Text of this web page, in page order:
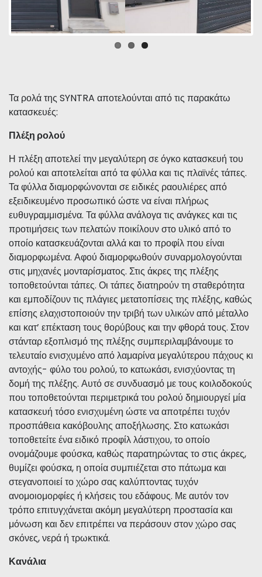
Τα ρολά της SYNTRA αποτελούνται από τις παρακάτω
κατασκευές:
Πλέξη ρολού
Η πλέξη αποτελεί την μεγαλύτερη σε όγκο κατασκευή του
ρολού και αποτελείται από τα φύλλα και τις πλαϊνές τάπες.
Τα φύλλα διαμορφώνονται σε ειδικές ραουλιέρες από
εξειδικευμένο προσωπικό ώστε να είναι πλήρως
ευθυγραμμισμένα. Τα φύλλα ανάλογα τις ανάγκες και τις
προτιμήσεις των πελατών ποικίλουν στο υλικό από το
οποίο κατασκευάζονται αλλά και το προφίλ που είναι
διαμορφωμένα. Αφού διαμορφωθούν συναρμολογούνται
στις μηχανές μονταρίσματος. Στις άκρες της πλέξης
τοποθετούνται τάπες. Οι τάπες διατηρούν τη σταθερότητα
και εμποδίζουν τις πλάγιες μετατοπίσεις της πλέξης, καθώς
επίσης ελαχιστοποιούν την τριβή των υλικών από μέταλλο
και κατ’ επέκταση τους θορύβους και την φθορά τους. Στον
στάνταρ εξοπλισμό της πλέξης συμπεριλαμβάνουμε το
τελευταίο ενισχυμένο από λαμαρίνα μεγαλύτερου πάχους κι
αντοχής- φύλο του ρολού, το κατωκάσι, ενισχύοντας τη
δομή της πλέξης. Αυτό σε συνδυασμό με τους κοιλοδοκούς
που τοποθετούνται περιμετρικά του ρολού δημιουργεί μία
κατασκευή τόσο ενισχυμένη ώστε να αποτρέπει τυχόν
προσπάθεια κακόβουλης αποξήλωσης. Στο κατωκάσι
τοποθετείτε ένα ειδικό προφίλ λάστιχου, το οποίο
ονομάζουμε φούσκα, καθώς παρατηρώντας το στις άκρες,
θυμίζει φούσκα, η οποία συμπιέζεται στο πάτωμα και
στεγανοποιεί το χώρο σας καλύπτοντας τυχόν
ανομοιομορφίες ή κλήσεις του εδάφους. Με αυτόν τον
τρόπο επιτυγχάνεται ακόμη μεγαλύτερη προστασία και
μόνωση και δεν επιτρέπει να περάσουν στον χώρο σας
σκόνες, νερά ή τρωκτικά.
Κανάλια